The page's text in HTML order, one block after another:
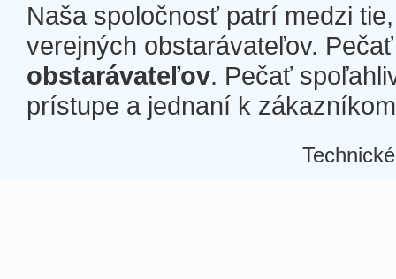
Naša spoločnosť patrí medzi
verejných obstarávateľov.
obstarávateľov. Pečať
prístupe a jednaní k